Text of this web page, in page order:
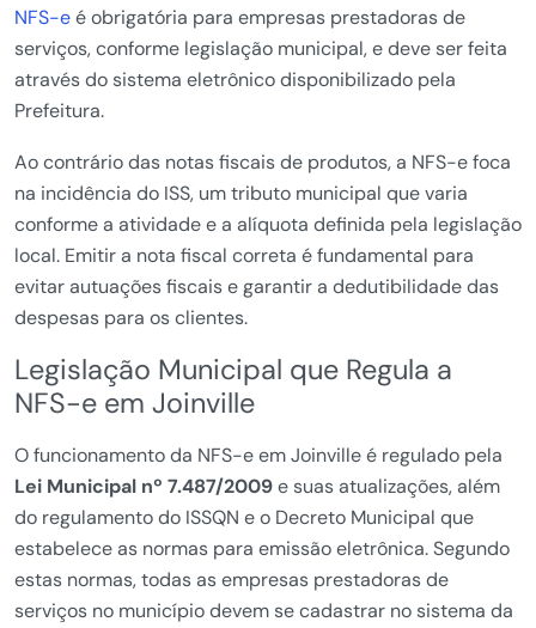
NFS-eé obrigatória para empresas prestadoras de
serviços, conforme legislação municipal, e deve ser feita
através do sistema eletrônico disponibilizado pela
Prefeitura.
Ao contrário das notas fiscais de produtos, a NFS-e foca
na incidência do ISS, um tributo municipal que varia
conforme a atividade e a alíquota definida pela legislação
local. Emitir a nota fiscal correta é fundamental para
evitar autuações fiscais e garantir a dedutibilidade das
despesas para os clientes.
Legislação Municipal que Regula a
NFS-e em Joinville
O funcionamento da NFS-e em Joinville é regulado pela
Lei Municipal nº 7.487/2009e suas atualizações, além
do regulamento do ISSQN e o Decreto Municipal que
estabelece as normas para emissão eletrônica. Segundo
estas normas, todas as empresas prestadoras de
serviços no município devem se cadastrar no sistema da